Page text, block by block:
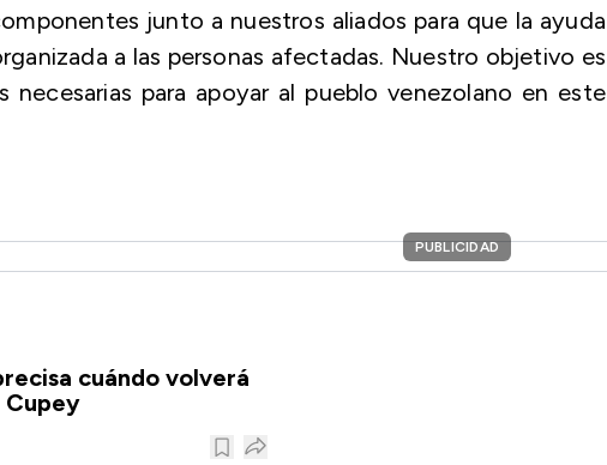
junto a nuestros aliados para que la ayuda
a las personas afectadas. Nuestro objetivo es
para apoyar al pueblo venezolano en este
PUBLICIDAD
cuándo volverá
Cupey